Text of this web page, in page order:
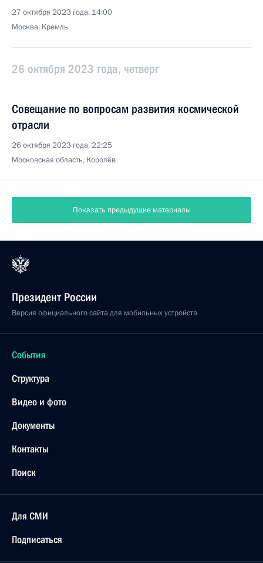
27 октября 2023 года, 14:00
Москва, Кремль
26 октября 2023 года, четверг
Совещание по вопросам развития космической
отрасли
26 октября 2023 года, 22:25
Московская область, Королёв
Показать предыдущие материалы
Президент России
Версия официального сайта для мобильных устройств
События
Структура
Видео и фото
Документы
Контакты
Поиск
Для СМИ
Подписаться